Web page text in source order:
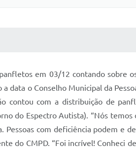
em 03/12 contando sobre
data o Conselho Municipal da
contou com a distribuição de
do Espectro Autista). “Nós
com deficiência podem e
do CMPD. “Foi incrível! Conheci